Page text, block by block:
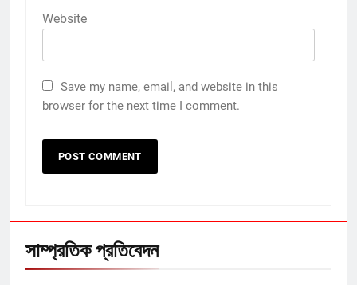
Website
Save my name, email, and website in this
browser for the next time I comment.
সাম্প্রতিক প্রতিবেদন